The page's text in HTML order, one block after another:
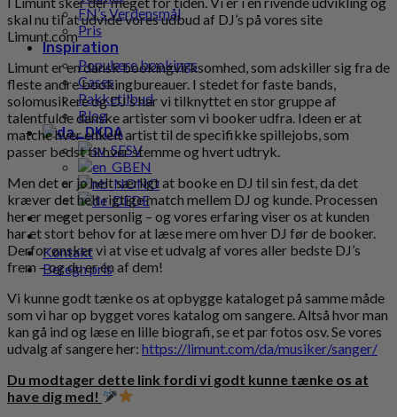
FN’s Verdensmål
Pris
Inspiration
Populære bookings
Cases
Pakketilbud
Blog
DA
SV
EN
NO
DE
Kontakt
Beregn pris
skal nu til at udvide vores udbud af DJ’s på vores site
Limunt.com
Limunt er en dansk bookingvirksomhed, som adskiller sig fra de
fleste andre bookingbureauer. I stedet for faste bands,
solomusikere og DJ’s har vi tilknyttet en stor gruppe af
talentfulde danske artister som vi booker udfra. Ideen er at
matche hver enkelt artist til de specifikke spillejobs, som
passer bedst til hver stemme og hvert udtryk.
Men det er jo helt særligt at booke en DJ til sin fest, da det
kræver det helt rigtige match mellem DJ og kunde. Processen
her er meget personlig – og vores erfaring viser os at kunden
har et stort behov for at læse mere om hver DJ før de booker.
Derfor ønsker vi at vise et udvalg af vores aller bedste DJ’s
frem – og du er én af dem!
Vi kunne godt tænke os at opbygge kataloget på samme måde
som vi har op bygget vores katalog om sangere. Altså hvor man
kan gå ind og læse en lille biografi, se et par fotos osv. Se vores
udvalg af sangere her: https://limunt.com/da/musiker/sanger/
Du modtager dette link fordi vi godt kunne tænke os at
have dig med!